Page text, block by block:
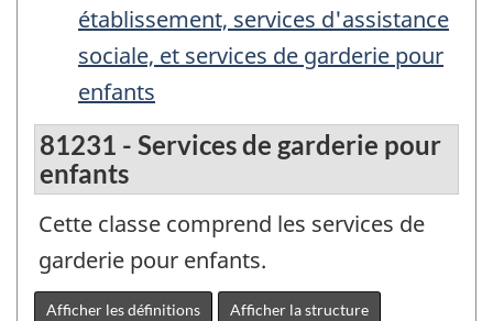
établissement, services d'assistance
sociale, et services de garderie pour
enfants
81231 - Services de garderie pour
enfants
Cette classe comprend les services de
garderie pour enfants.
Afficher les définitions Afficher la structure